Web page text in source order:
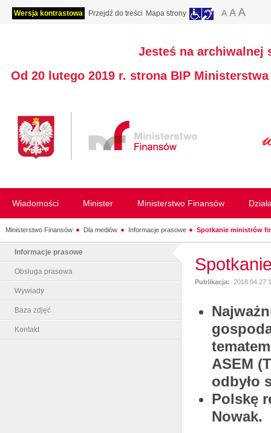
Wersja kontrastowa Przejdź do treści Mapa strony
Jesteś na archiwalnej
Od 20 lutego 2019 r. strona BIP
Wiadomości Minister Ministerstwo Finansów
Ministerstwo Finansów Dla mediów Informacje prasowe Spotkanie ministrów
Informacje prasowe
Obsługa prasowa
Wywiady
Baza zdjęć
Kontakt
Publikacja: 2018.04.27
ASEM
odbyło
Polskę
Nowak.